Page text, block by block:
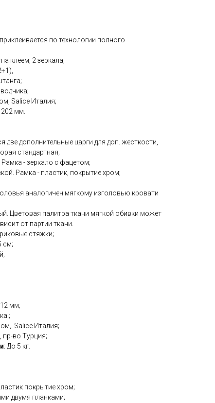
по технологии полного
клеем; 2 зеркала;
Salice Италия;
мм.
две дополнительные царги для доп. жесткости,
стандартная;
- зеркало с фацетом;
Рамка - пластик, покрытие хром;
аналогичен мягкому изголовью кровати
Цветовая палитра ткани мягкой обивки может
от партии ткани.
стяжки;
см;
мм;
Salice Италия;
пр-во Турция;
: До 5 кг.
покрытие хром;
двумя планками;